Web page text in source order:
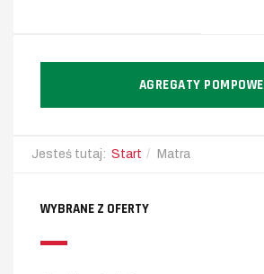
AGREGATY POMPOWE
Jesteś tutaj: Start Matra
WYBRANE Z OFERTY